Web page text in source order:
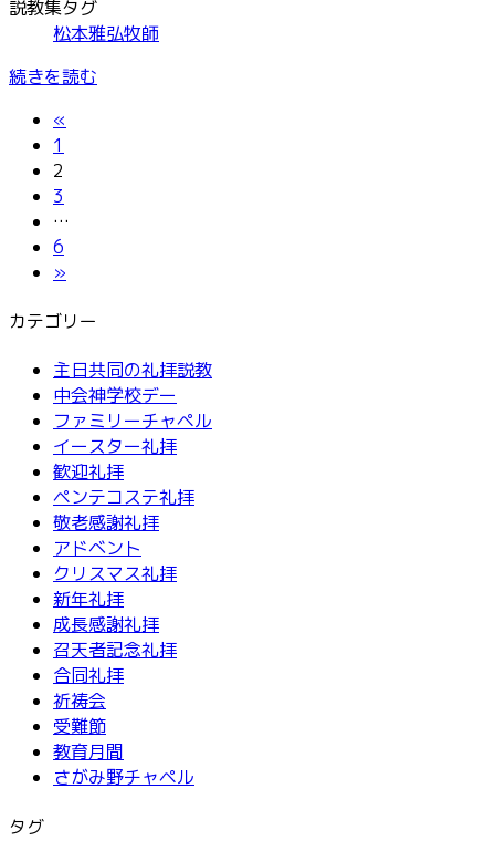
説教集タグ
松本雅弘牧師
続きを読む
投
稿
の
ペ
ー
ジ
送
り
«
固
定
ペ
ー
ジ
1
固
定
ペ
ー
ジ
2
固
定
ペ
ー
3
…
固
定
ー
6
»
カテゴリー
主日共同の礼拝説教
中会神学校デー
ファミリーチャペル
イースター礼拝
歓迎礼拝
ペンテコステ礼拝
敬老感謝礼拝
アドベント
クリスマス礼拝
新年礼拝
成長感謝礼拝
召天者記念礼拝
合同礼拝
祈祷会
受難節
教育月間
さがみ野チャペル
タグ